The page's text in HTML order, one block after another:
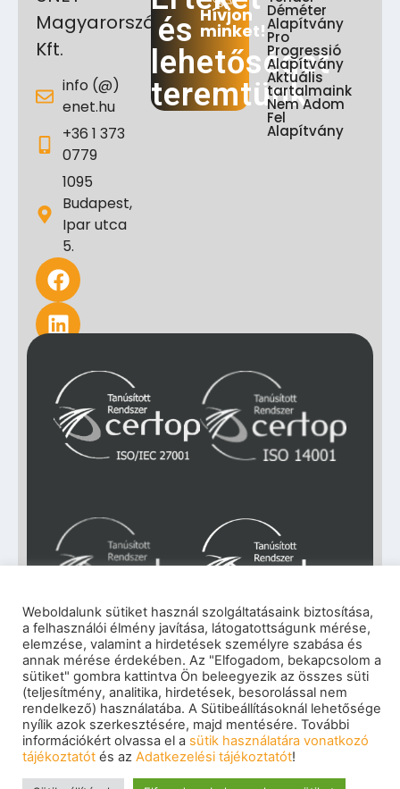
Magyarország
Kft.
info (@)
enet.hu
+36 1 373
0779
1095
Budapest,
Ipar utca
5.
és
lehetőséget
teremtünk
Hívjon
minket!
Déméter
Alapítvány
Pro
Progressió
Alapítvány
Aktuális
tartalmaink
Nem Adom
Fel
Alapítvány
Impresszum|Adatkezelési tájékoztató|
Cookie szabályzat|Visszaélés-bejelentés |
Szerzői jogok
© 2026 eNET Magyaroszág Kft. – Minden jog
fenntartva
Weboldalunk sütiket használ szolgáltatásaink biztosítása,
a felhasználói élmény javítása, látogatottságunk mérése,
elemzése, valamint a hirdetések személyre szabása és
annak mérése érdekében. Az "Elfogadom, bekapcsolom a
sütiket" gombra kattintva Ön beleegyezik az összes süti
(teljesítmény, analitika, hirdetések, besorolással nem
rendelkező) használatába. A Sütibeállításoknál lehetősége
nyílik azok szerkesztésére, majd mentésére. További
információkért olvassa el a sütik használatára vonatkozó
tájékoztatót és az Adatkezelési tájékoztatót!